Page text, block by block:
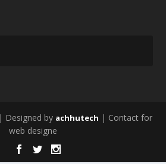
| Designed by achhutech | Contact for
web designe